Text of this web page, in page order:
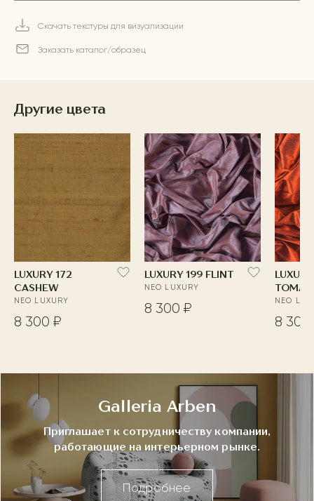
Скачать текстуры для визуализации
Заказать каталог/образец
Другие цвета
LUXURY 172
CASHEW
NEO LUXURY
8 300 ₽
LUXURY 199 FLINT
NEO LUXURY
8 300 ₽
NEO
8 300
Galleria Arben
Приглашает к сотрудничеству компании,
работающие на интерьерном рынке.
Подробнее